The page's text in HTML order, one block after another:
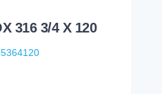
316 3/4 X 120